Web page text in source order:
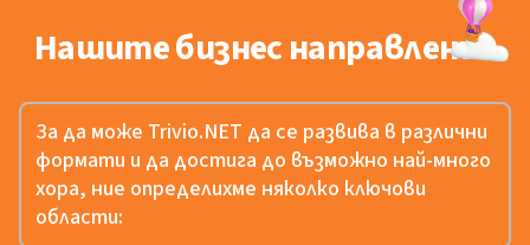
Нашите бизнес направления
За да може Trivio.NET да се развива в различни
формати и да достига до възможно най-много
хора, ние определихме няколко ключови
области: